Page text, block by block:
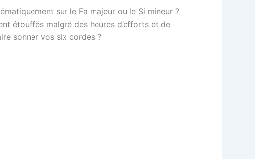
sur le Fa majeur ou le Si mineur ?
étouffés malgré des heures d’efforts et de
sonner vos six cordes ?